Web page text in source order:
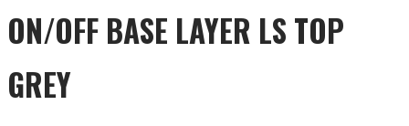
ON/OFF BASE LAYER LS TOP
GREY